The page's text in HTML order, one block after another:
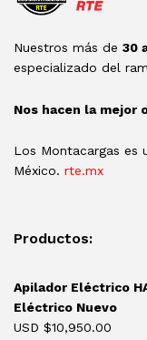
Nuestros más de 30
especializado del
Nos hacen la mejor
Los Montacargas es
México. rte.mx
Productos:
Apilador Eléctrico
Eléctrico Nuevo
USD $10,950.00